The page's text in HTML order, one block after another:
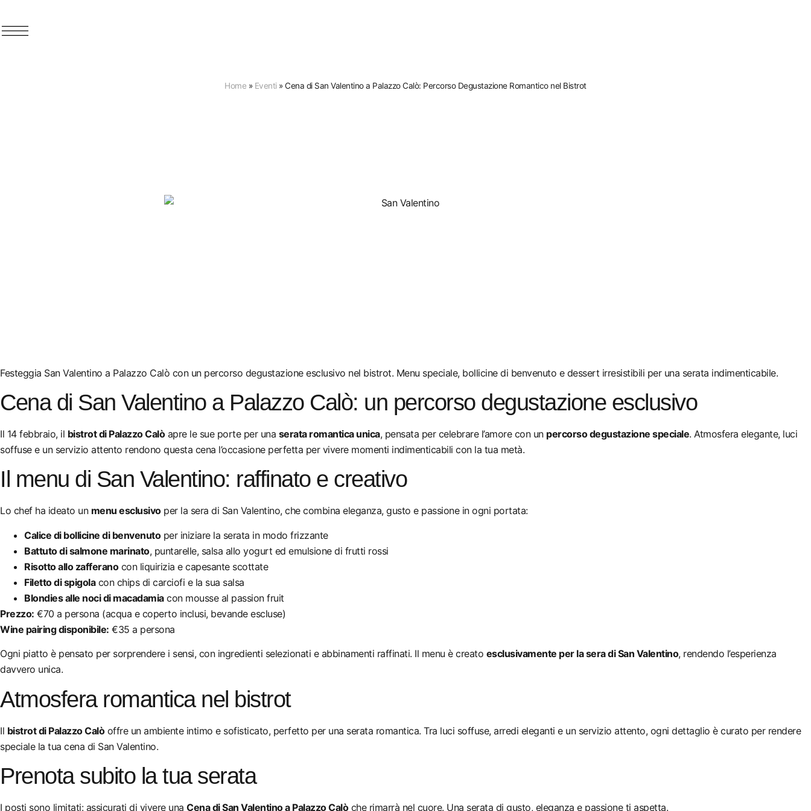
Home » Eventi»Cena di San Valentino a Palazzo Calò: Percorso Degustazione Romantico nel Bistrot
Festeggia San Valentino a Palazzo Calò con un percorso degustazione esclusivo nel bistrot. Menu speciale, bollicine di benvenuto e dessert irresistibili per una serata indimenticabile.
Cena di San Valentino a Palazzo Calò: un percorso degustazione esclusivo
Il 14 febbraio, il bistrot di Palazzo Calòapre le sue porte per una serata romantica unica, pensata per celebrare l’amore con un percorso degustazione speciale. Atmosfera elegante, luci
soffuse e un servizio attento rendono questa cena l’occasione perfetta per vivere momenti indimenticabili con la tua metà.
Il menu di San Valentino: raffinato e creativo
Lo chef ha ideato un menu esclusivoper la sera di San Valentino, che combina eleganza, gusto e passione in ogni portata:
Calice di bollicine di benvenutoper iniziare la serata in modo frizzante
Battuto di salmone marinato, puntarelle, salsa allo yogurt ed emulsione di frutti rossi
Risotto allo zafferanocon liquirizia e capesante scottate
Filetto di spigolacon chips di carciofi e la sua salsa
Blondies alle noci di macadamiacon mousse al passion fruit
Prezzo: €70 a persona (acqua e coperto inclusi, bevande escluse)
Wine pairing disponibile: €35 a persona
Ogni piatto è pensato per sorprendere i sensi, con ingredienti selezionati e abbinamenti raffinati. Il menu è creato esclusivamente per la sera di San Valentino, rendendo l’esperienza
davvero unica.
Atmosfera romantica nel bistrot
Il bistrot di Palazzo Calòoffre un ambiente intimo e sofisticato, perfetto per una serata romantica. Tra luci soffuse, arredi eleganti e un servizio attento, ogni dettaglio è curato per rendere
speciale la tua cena di San Valentino.
Prenota subito la tua serata
I posti sono limitati: assicurati di vivere una Cena di San Valentino a Palazzo Calòche rimarrà nel cuore. Una serata di gusto, eleganza e passione ti aspetta.